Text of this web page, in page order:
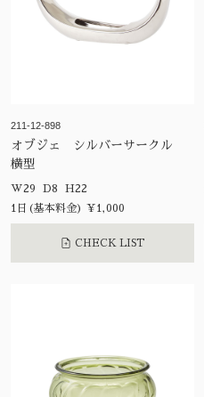
211-12-898
オブジェ シルバーサークル
横型
W29 D8 H22
1日(基本料金) ¥1,000
CHECK LIST